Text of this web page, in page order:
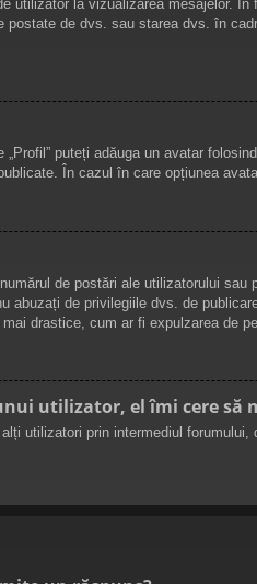
utilizator la vizualizarea mesajelor.
postate de dvs. sau starea dvs. în
puteți adăuga un avatar
În cazul în care opțiunea
de postări ale utilizatorului
de privilegiile dvs. de
drastice, cum ar fi expulzarea de pe
utilizator, el îmi cere să
utilizatori prin intermediul